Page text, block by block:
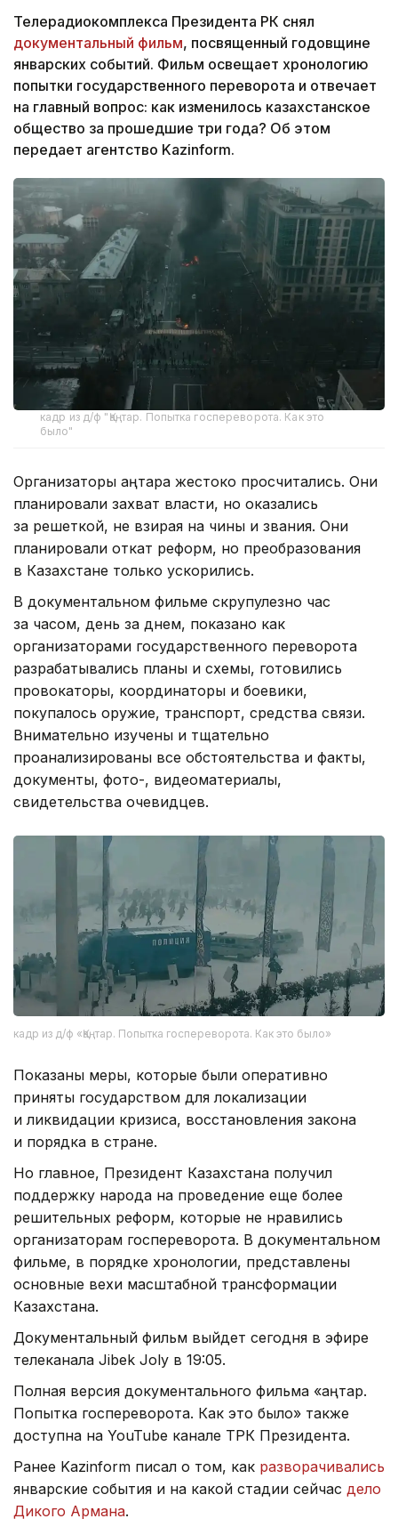
Телерадиокомплекса Президента РК снял
документальный фильм, посвященный годовщине
январских событий. Фильм освещает хронологию
попытки государственного переворота и отвечает
на главный вопрос: как изменилось казахстанское
общество за прошедшие три года? Об этом
передает агентство Kazinform.
кадр из д/ф "Қаңтар. Попытка госпереворота. Как это
было"
Организаторы Қаңтара жестоко просчитались. Они
планировали захват власти, но оказались
за решеткой, не взирая на чины и звания. Они
планировали откат реформ, но преобразования
в Казахстане только ускорились.
В документальном фильме скрупулезно час
за часом, день за днем, показано как
организаторами государственного переворота
разрабатывались планы и схемы, готовились
провокаторы, координаторы и боевики,
покупалось оружие, транспорт, средства связи.
Внимательно изучены и тщательно
проанализированы все обстоятельства и факты,
документы, фото-, видеоматериалы,
свидетельства очевидцев.
кадр из д/ф «Қаңтар. Попытка госпереворота. Как это было»
Показаны меры, которые были оперативно
приняты государством для локализации
и ликвидации кризиса, восстановления закона
и порядка в стране.
Но главное, Президент Казахстана получил
поддержку народа на проведение еще более
решительных реформ, которые не нравились
организаторам госпереворота. В документальном
фильме, в порядке хронологии, представлены
основные вехи масштабной трансформации
Казахстана.
Документальный фильм выйдет сегодня в эфире
телеканала Jibek Joly в 19:05.
Полная версия документального фильма «Қаңтар.
Попытка госпереворота. Как это было» также
доступна на YouTube канале ТРК Президента.
Ранее Kazinform писал о том, как разворачивались
январские события и на какой стадии сейчас дело
Дикого Армана.